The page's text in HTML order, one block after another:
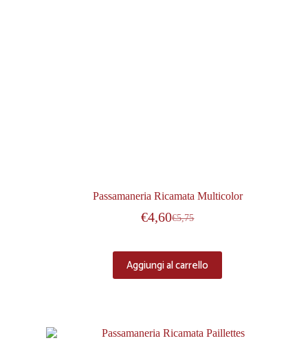
Passamaneria Ricamata Multicolor
€5,75
€4,60
Aggiungi al carrello